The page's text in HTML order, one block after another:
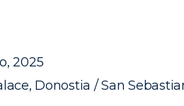
2025
Donostia / San